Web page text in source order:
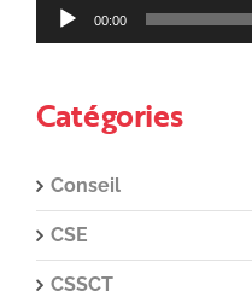
00:00
Catégories
Conseil
CSE
CSSCT